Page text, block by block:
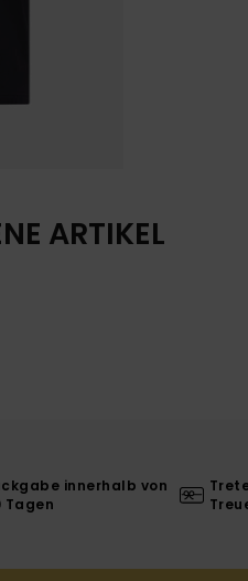
ARTIKEL
innerhalb von
Tagen